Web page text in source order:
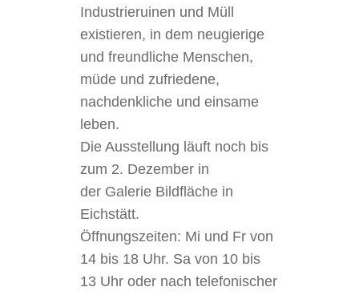
Industrieruinen und Müll
existieren, in dem neugierige
und freundliche Menschen,
müde und zufriedene,
nachdenkliche und einsame
leben.
Die Ausstellung läuft noch bis
zum 2. Dezember in
der Galerie Bildfläche in
Eichstätt.
Öffnungszeiten: Mi und Fr von
14 bis 18 Uhr. Sa von 10 bis
13 Uhr oder nach telefonischer